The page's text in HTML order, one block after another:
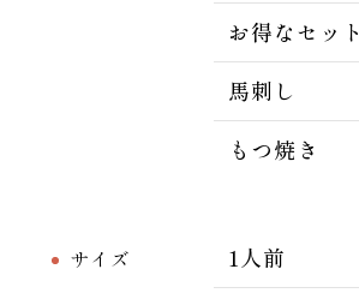
お得なセット
馬刺し
もつ焼き
サイズ
1人前